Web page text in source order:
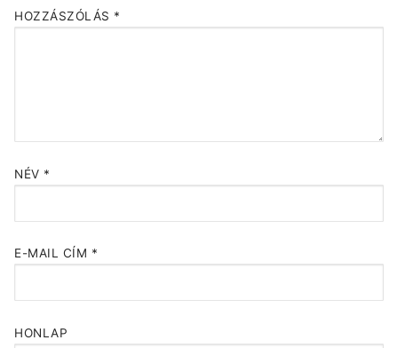
HOZZÁSZÓLÁS *
NÉV *
E-MAIL CÍM *
HONLAP